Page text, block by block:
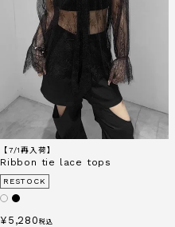
【7/1再入荷】
Ribbon tie lace tops
RESTOCK
¥ 5,280 税込